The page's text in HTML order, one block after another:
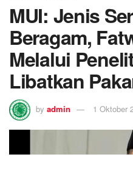
MUI: Jenis
Beragam,
Melalui
Libatkan
by admin 1 Oktober